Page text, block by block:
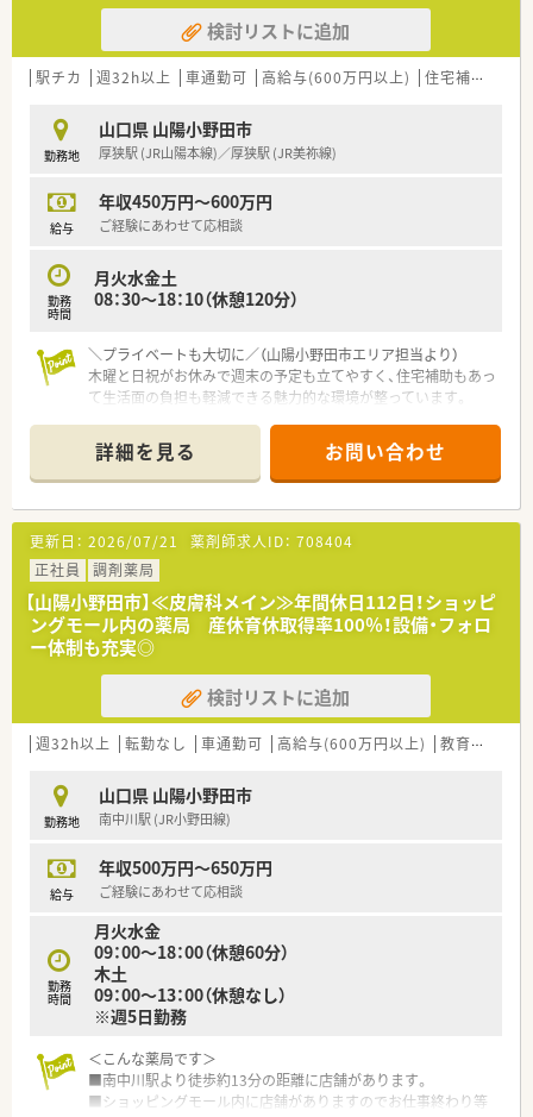
【法人特徴について】
■山口県内で山陽小野田市、山口市、下関市に各1店舗ずつ展開
する地域密着型の調剤薬局グループです。
や社員の気持ちを深く理解しています。
■ライフステージの変化に合わせて、週32時間の時短正社員制
度を利用できるなど柔軟な対応が可能です。
【想定される業務内容】
■眼科や内科、小児科などの処方箋に基づく調剤、監査、服薬指
■管理薬剤師として、在庫管理やスタッフの指導・育成など、店
舗運営全般のマネジメントを行います。
■患者様からの健康相談に応じるなど、地域のかかりつけ薬剤師
検討リストに追加
駅チカ 週32h以上 車通勤可 高給与(600万円以上) 住宅補助(手当)あり
勤務地
山口県 山陽小野田市
厚狭駅 (JR山陽本線)／厚狭駅 (JR美祢線)
給与
年収450万円～600万円
ご経験にあわせて応相談
勤務
時間
月火水金土
08：30～18：10（休憩120分）
＼プライベートも大切に／（山陽小野田市エリア担当より）
木曜と日祝がお休みで週末の予定も立てやすく、住宅補助もあっ
て生活面の負担も軽減できる魅力的な環境が整っています。
【店舗情報と応需状況について】
■厚狭駅から徒歩5分の通いやすい立地にあり、近隣医療機関か
ら内科や整形外科等の処方箋を応需しています。
■処方箋は1日平均50枚程度を受け付けており、花粉症等の繁忙
期には1日100枚程度になることもあります。
■耳鼻科やアレルギー科の処方箋も応需しており、幅広い疾患に
対する専門的な知識を深く身につけられます。
【法人特徴について】
■山口県内に複数の調剤薬局を展開しており、安定した経営基盤
と充実したバックアップ体制が大きな強みです。
■店舗間で協力し合う体制が構築されており、急な欠勤やトラブ
ルの際にも近隣店舗からフォローに入れます。
■社員旅行やレクリエーション等の社内行事が定期的に開催さ
【こんな取り組みをしています】
■各地域の医師会や薬剤師会が主催する講演会への参加を推奨
■九州山口薬学大会への参加も実施しており、広域的な医療情報
の収集や他施設の薬剤師との交流を深められます。
の知識だけでなく接遇マナーの向上にも努めます。
詳細を見る お問い合わせ
更新日： 2026/07/21 薬剤師求人ID： 708404
正社員
調剤薬局
【山陽小野田市】≪皮膚科メイン≫年間休日112日！ショッピ
ングモール内の薬局 産休育休取得率100％！設備・フォロ
ー体制も充実◎
検討リストに追加
週32h以上 転勤なし 車通勤可 高給与(600万円以上) 教育制度あり
勤務地
山口県 山陽小野田市
南中川駅 (JR小野田線)
給与
年収500万円～650万円
ご経験にあわせて応相談
勤務
時間
月火水金
09：00～18：00（休憩60分）
木土
09：00～13：00（休憩なし）
※週5日勤務
＜こんな薬局です＞
■南中川駅より徒歩約13分の距離に店舗があります。
■ショッピングモール内に店舗がありますのでお仕事終わり等